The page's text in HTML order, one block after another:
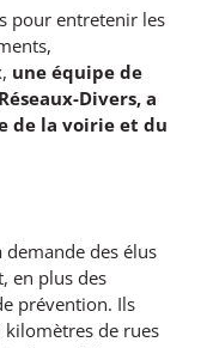
pour entretenir les
une équipe de
Divers, a
de la voirie et du
des élus
en plus des
prévention. Ils
de rues